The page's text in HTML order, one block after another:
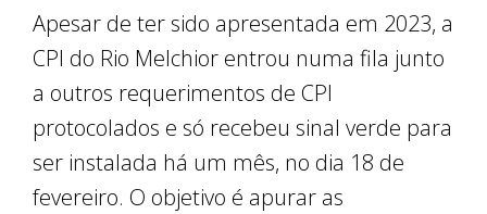
Apesar de ter sido apresentada em 2023, a
CPI do Rio Melchior entrou numa fila junto
a outros requerimentos de CPI
protocolados e só recebeu sinal verde para
ser instalada há um mês, no dia 18 de
fevereiro. O objetivo é apurar as